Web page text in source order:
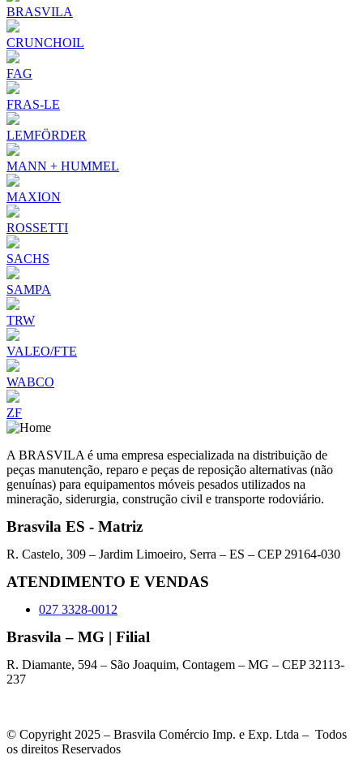
BRASVILA
CRUNCHOIL
FAG
FRAS-LE
LEMFÖRDER
MANN + HUMMEL
MAXION
ROSSETTI
SACHS
SAMPA
TRW
VALEO/FTE
WABCO
ZF
A BRASVILA é uma empresa especializada na distribuição de
peças manutenção, reparo e peças de reposição alternativas (não
genuínas) para equipamentos móveis pesados utilizados na
mineração, siderurgia, construção civil e transporte rodoviário.
Brasvila ES - Matriz
R. Castelo, 309 – Jardim Limoeiro, Serra – ES – CEP 29164-030
ATENDIMENTO E VENDAS
027 3328-0012
Brasvila – MG | Filial
R. Diamante, 594 – São Joaquim, Contagem – MG – CEP 32113-
237
© Copyright 2025 – Brasvila Comércio Imp. e Exp. Ltda – Todos
os direitos Reservados